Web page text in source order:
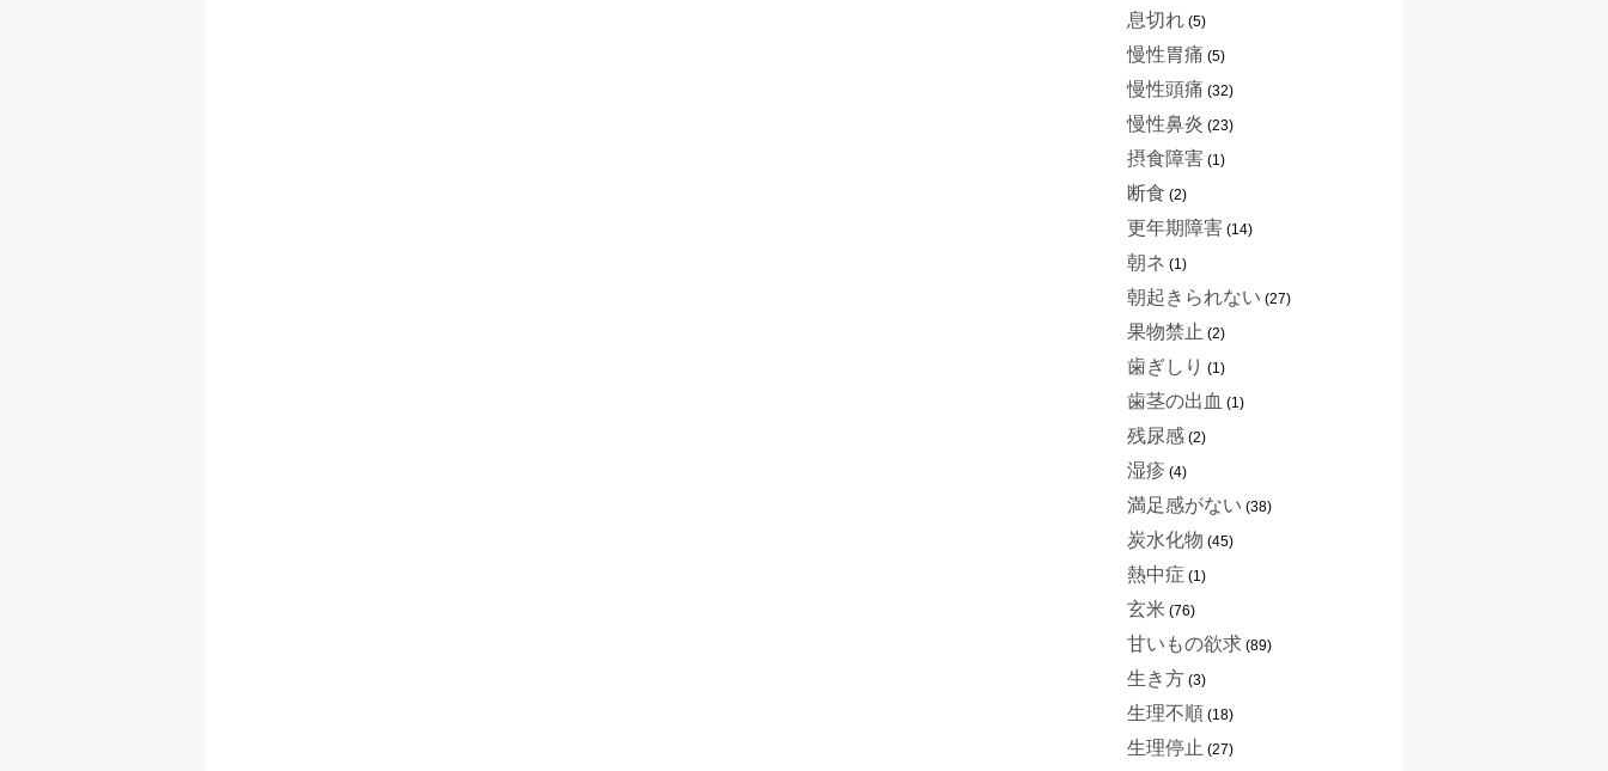
息切れ (5)
慢性胃痛 (5)
慢性頭痛 (32)
慢性鼻炎 (23)
摂食障害 (1)
断食 (2)
更年期障害 (14)
朝ネ (1)
朝起きられない (27)
果物禁止 (2)
歯ぎしり (1)
歯茎の出血 (1)
残尿感 (2)
湿疹 (4)
満足感がない (38)
炭水化物 (45)
熱中症 (1)
玄米 (76)
甘いもの欲求 (89)
生き方 (3)
生理不順 (18)
生理停止 (27)